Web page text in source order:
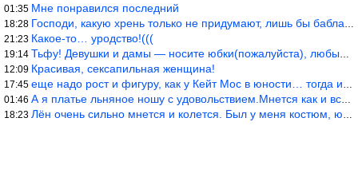
01:35 Мне понравился последний
18:28 Господи, какую хрень только не придумают, лишь бы бабла срубить!
21:23 Какое-то… уродство!(((
19:14 Тьфу! Девушки и дамы — носите юбки(пожалуйста), любые штаны на ж
12:09 Красивая, сексапильная женщина!
17:45 еще надо рост и фигуру, как у Кейт Мос в юности… тогда и стиль т
01:46 А я платье льняное ношу с удовольствием.Мнется как и все. Но это
18:23 Лён очень сильно мнется и колется. Был у меня костюм, юбка и жак